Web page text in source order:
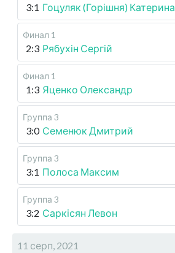
3:1 Гоцуляк (Горішня) Катерина
Финал 1
2:3 Рябухін Сергій
Финал 1
1:3 Яценко Олександр
Группа 3
3:0 Семенюк Дмитрий
Группа 3
3:1 Полоса Максим
Группа 3
3:2 Саркісян Левон
11 серп, 2021